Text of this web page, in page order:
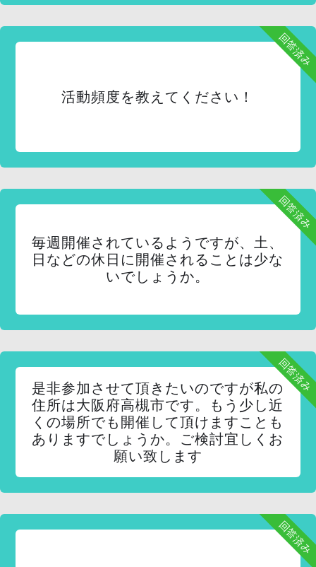
回答済み
活動頻度を教えてください！
回答済み
毎週開催されているようですが、土、
日などの休日に開催されることは少な
いでしょうか。
回答済み
是非参加させて頂きたいのですが私の
住所は大阪府高槻市です。もう少し近
くの場所でも開催して頂けますことも
ありますでしょうか。ご検討宜しくお
願い致します
回答済み